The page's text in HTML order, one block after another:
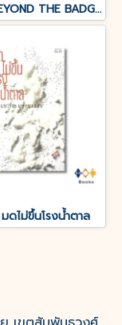
หนังสือ BEYOND THE BADGE เปิดแฟ้มคดีลับ?FBI THAILAND
ดไม่ขึ้นโรงน้ำตาล